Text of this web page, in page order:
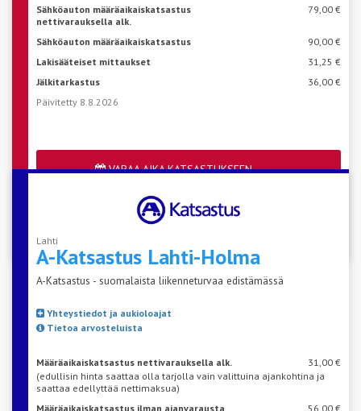
Sähköauton määräaikaiskatsastus
nettivarauksella alk.
79,00 €
Sähköauton määräaikaiskatsastus
90,00 €
Lakisääteiset mittaukset
31,25 €
Jälkitarkastus
36,00 €
Päivitetty 8.8.2026
VARAA AIKA KATSASTUKSEEN
Katso aseman vapaat ajat
Lahti
A-Katsastus Lahti-Holma
A-Katsastus - suomalaista liikenneturvaa edistämässä
Yhteystiedot ja aukioloajat
Tietoa arvosteluista
Määräaikaiskatsastus nettivarauksella alk.
31,00 €
(edullisin hinta saattaa olla tarjolla vain valittuina ajankohtina ja
saattaa edellyttää nettimaksua)
Määräaikaiskatsastus ilman ajanvarausta
56,00 €